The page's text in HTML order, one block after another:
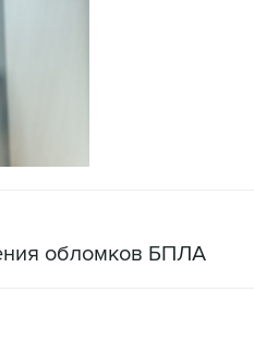
обломков БПЛА